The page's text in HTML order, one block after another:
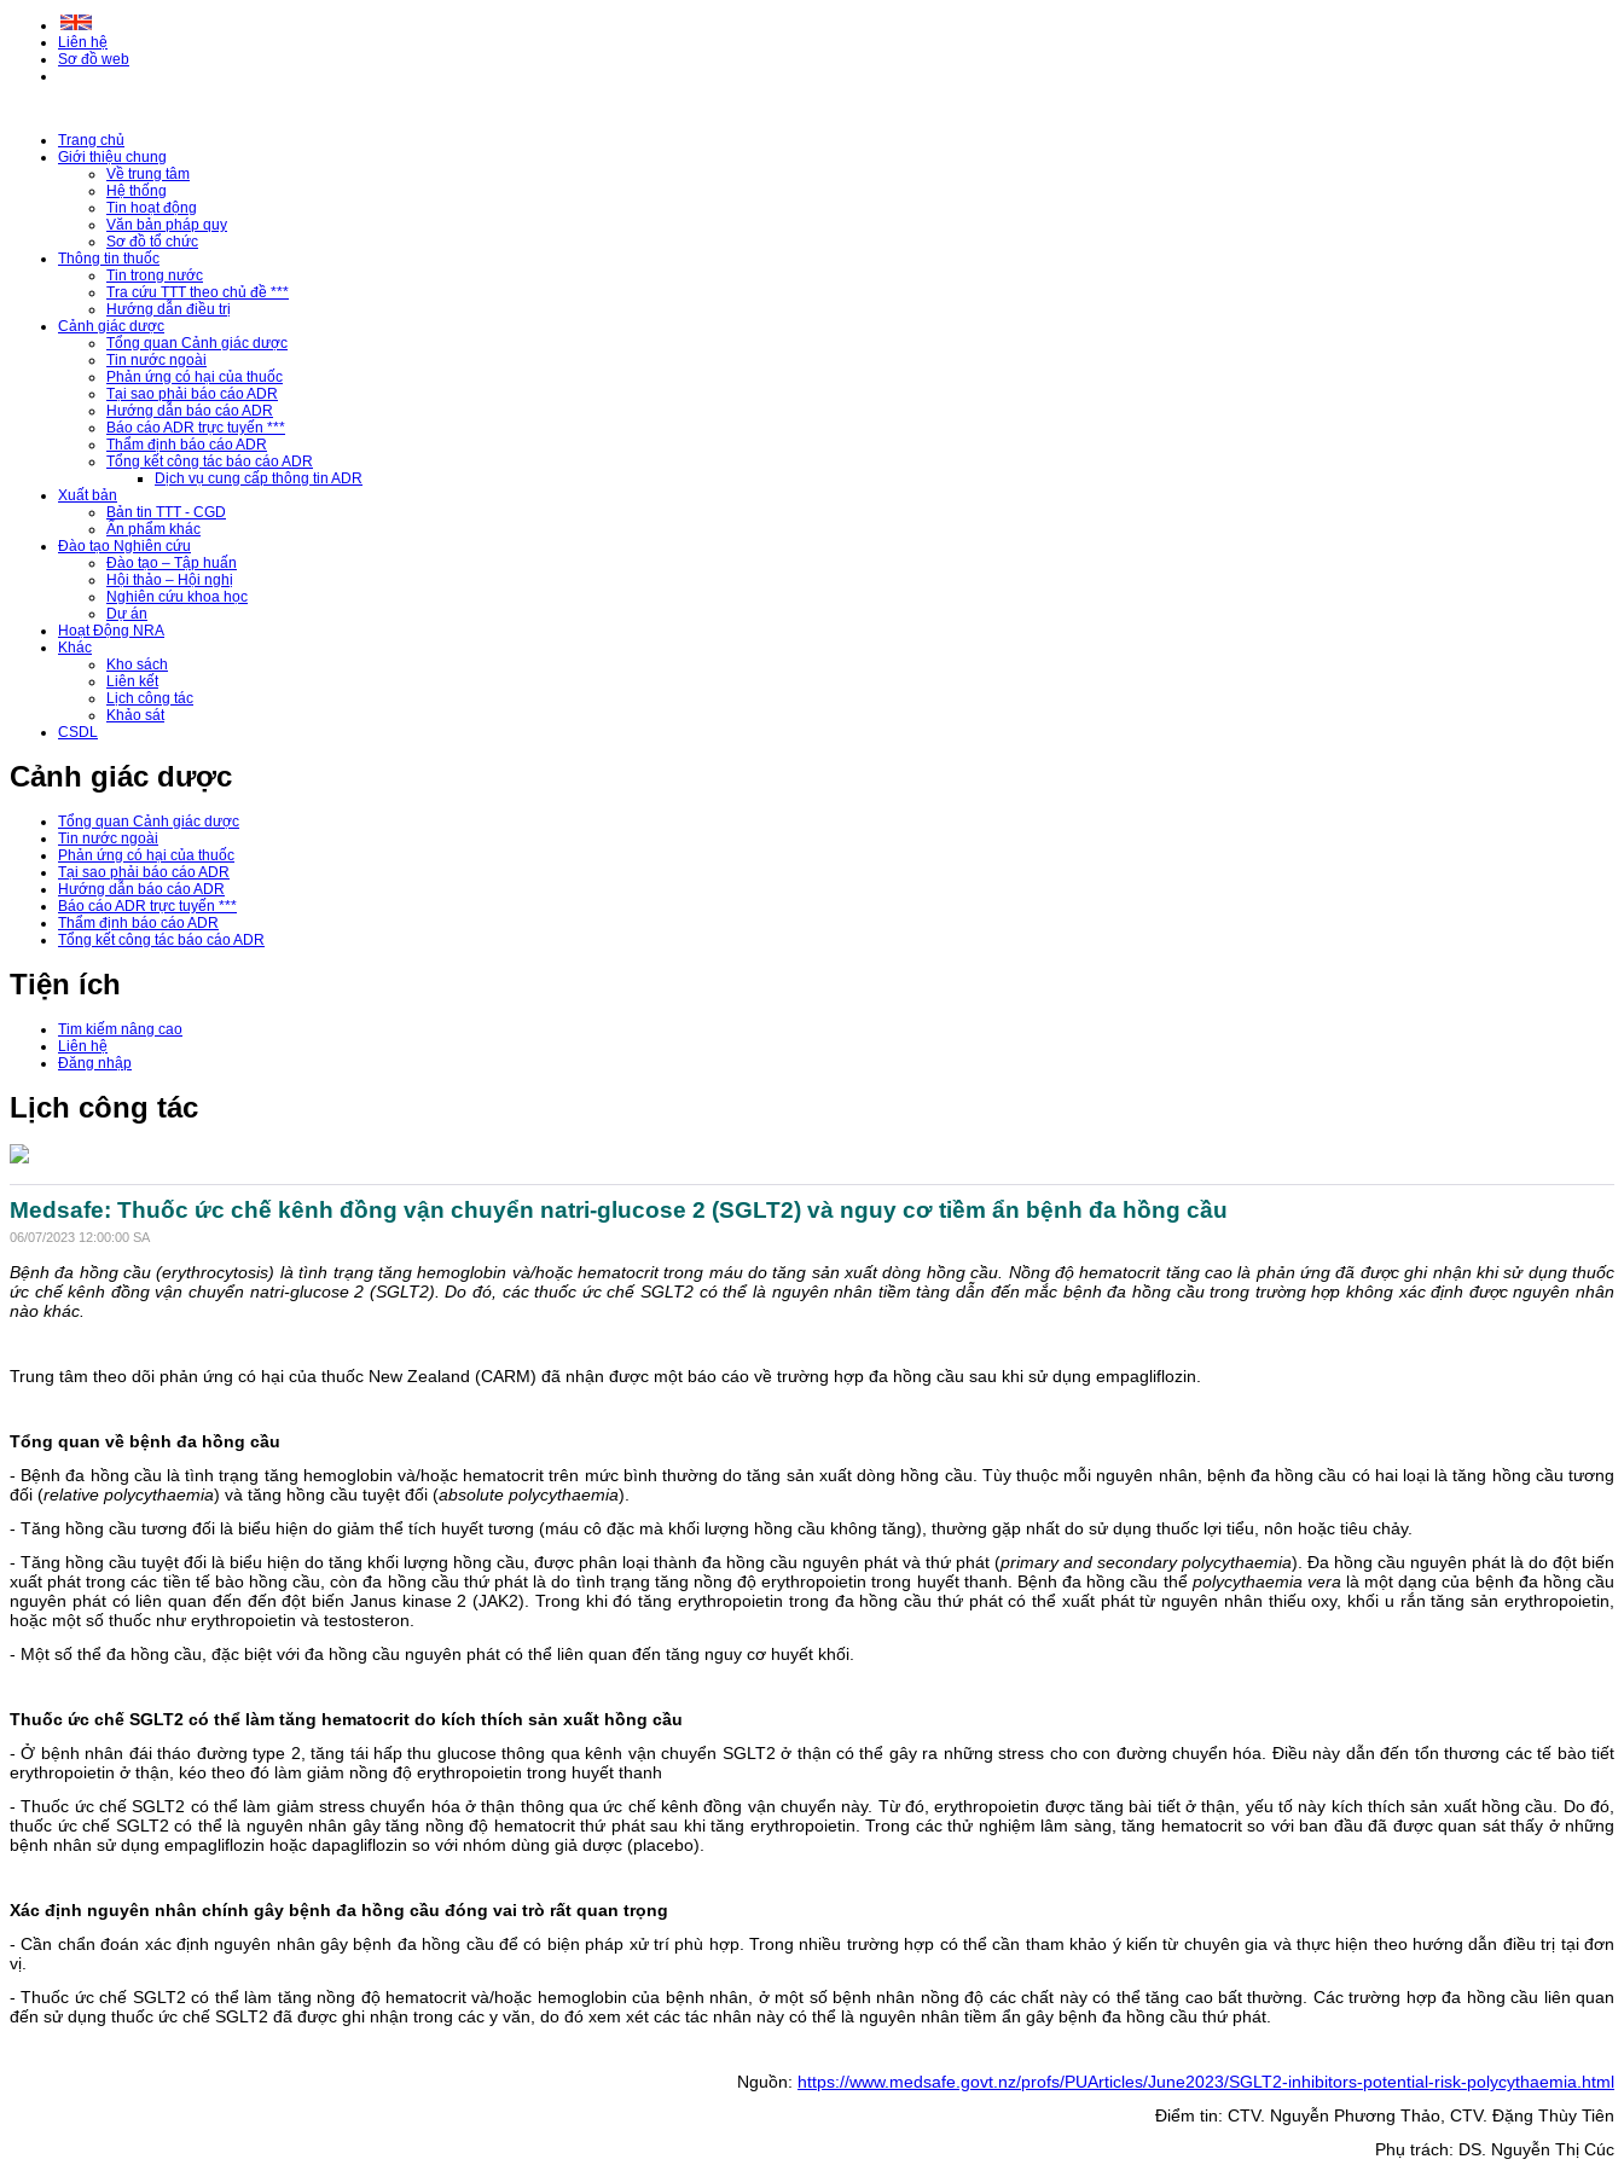
Liên hệ
Sơ đồ web
Trang chủ
Giới thiệu chung
Về trung tâm
Hệ thống
Tin hoạt động
Văn bản pháp quy
Sơ đồ tổ chức
Thông tin thuốc
Tin trong nước
Tra cứu TTT theo chủ đề ***
Hướng dẫn điều trị
Cảnh giác dược
Tổng quan Cảnh giác dược
Tin nước ngoài
Phản ứng có hại của thuốc
Tại sao phải báo cáo ADR
Hướng dẫn báo cáo ADR
Báo cáo ADR trực tuyến ***
Thẩm định báo cáo ADR
Tổng kết công tác báo cáo ADR
Dịch vụ cung cấp thông tin ADR
Xuất bản
Bản tin TTT - CGD
Ấn phẩm khác
Đào tạo Nghiên cứu
Đào tạo – Tập huấn
Hội thảo – Hội nghị
Nghiên cứu khoa học
Dự án
Hoạt Động NRA
Khác
Kho sách
Liên kết
Lịch công tác
Khảo sát
CSDL
Cảnh giác dược
Tổng quan Cảnh giác dược
Tin nước ngoài
Phản ứng có hại của thuốc
Tại sao phải báo cáo ADR
Hướng dẫn báo cáo ADR
Báo cáo ADR trực tuyến ***
Thẩm định báo cáo ADR
Tổng kết công tác báo cáo ADR
Tiện ích
Tim kiếm nâng cao
Liên hệ
Đăng nhập
Lịch công tác
Medsafe: Thuốc ức chế kênh đồng vận chuyển natri-glucose 2 (SGLT2) và nguy cơ tiềm ẩn bệnh đa hồng cầu
06/07/2023 12:00:00 SA
Bệnh đa hồng cầu (erythrocytosis) là tình trạng tăng hemoglobin và/hoặc hematocrit trong máu do tăng sản xuất dòng hồng cầu. Nồng độ hematocrit tăng cao là phản ứng đã được ghi nhận khi sử dụng thuốc
ức chế kênh đồng vận chuyển natri-glucose 2 (SGLT2).Do đó, các thuốc ức chế SGLT2 có thể là nguyên nhân tiềm tàng dẫn đến mắc bệnh đa hồng cầu trong trường hợp không xác định được nguyên nhân
nào khác.
Trung tâm theo dõi phản ứng có hại của thuốc New Zealand (CARM) đã nhận được một báo cáo về trường hợp đa hồng cầu sau khi sử dụng empagliflozin.
Tổng quan về bệnh đa hồng cầu
- Bệnh đa hồng cầu là tình trạng tăng hemoglobin và/hoặc hematocrit trên mức bình thường do tăng sản xuất dòng hồng cầu. Tùy thuộc mỗi nguyên nhân, bệnh đa hồng cầu có hai loại là tăng hồng cầu tương
đối (relative polycythaemia) và tăng hồng cầu tuyệt đối (absolute polycythaemia).
- Tăng hồng cầu tương đối là biểu hiện do giảm thể tích huyết tương (máu cô đặc mà khối lượng hồng cầu không tăng), thường gặp nhất do sử dụng thuốc lợi tiểu, nôn hoặc tiêu chảy.
- Tăng hồng cầu tuyệt đối là biểu hiện do tăng khối lượng hồng cầu, được phân loại thành đa hồng cầu nguyên phát và thứ phát (primary and secondary polycythaemia). Đa hồng cầu nguyên phát là do đột biến
xuất phát trong các tiền tế bào hồng cầu, còn đa hồng cầu thứ phát là do tình trạng tăng nồng độ erythropoietin trong huyết thanh. Bệnh đa hồng cầu thể polycythaemia vera là một dạng của bệnh đa hồng cầu
nguyên phát có liên quan đến đến đột biến Janus kinase 2 (JAK2). Trong khi đó tăng erythropoietin trong đa hồng cầu thứ phát có thể xuất phát từ nguyên nhân thiếu oxy, khối u rắn tăng sản erythropoietin,
hoặc một số thuốc như erythropoietin và testosteron.
- Một số thể đa hồng cầu, đặc biệt với đa hồng cầu nguyên phát có thể liên quan đến tăng nguy cơ huyết khối.
Thuốc ức chế SGLT2 có thể làm tăng hematocrit do kích thích sản xuất hồng cầu
- Ở bệnh nhân đái tháo đường type 2, tăng tái hấp thu glucose thông qua kênh vận chuyển SGLT2 ở thận có thể gây ra những stress cho con đường chuyển hóa. Điều này dẫn đến tổn thương các tế bào tiết
erythropoietin ở thận, kéo theo đó làm giảm nồng độ erythropoietin trong huyết thanh
- Thuốc ức chế SGLT2 có thể làm giảm stress chuyển hóa ở thận thông qua ức chế kênh đồng vận chuyển này. Từ đó, erythropoietin được tăng bài tiết ở thận, yếu tố này kích thích sản xuất hồng cầu. Do đó,
thuốc ức chế SGLT2 có thể là nguyên nhân gây tăng nồng độ hematocrit thứ phát sau khi tăng erythropoietin. Trong các thử nghiệm lâm sàng, tăng hematocrit so với ban đầu đã được quan sát thấy ở những
bệnh nhân sử dụng empagliflozin hoặc dapagliflozin so với nhóm dùng giả dược (placebo).
Xác định nguyên nhân chính gây bệnh đa hồng cầu đóng vai trò rất quan trọng
- Cần chẩn đoán xác định nguyên nhân gây bệnh đa hồng cầu để có biện pháp xử trí phù hợp. Trong nhiều trường hợp có thể cần tham khảo ý kiến từ chuyên gia và thực hiện theo hướng dẫn điều trị tại đơn
vị.
- Thuốc ức chế SGLT2 có thể làm tăng nồng độ hematocrit và/hoặc hemoglobin của bệnh nhân, ở một số bệnh nhân nồng độ các chất này có thể tăng cao bất thường. Các trường hợp đa hồng cầu liên quan
đến sử dụng thuốc ức chế SGLT2 đã được ghi nhận trong các y văn, do đó xem xét các tác nhân này có thể là nguyên nhân tiềm ẩn gây bệnh đa hồng cầu thứ phát.
Nguồn: https://www.medsafe.govt.nz/profs/PUArticles/June2023/SGLT2-inhibitors-potential-risk-polycythaemia.html
Điểm tin: CTV. Nguyễn Phương Thảo, CTV. Đặng Thùy Tiên
Phụ trách: DS. Nguyễn Thị Cúc